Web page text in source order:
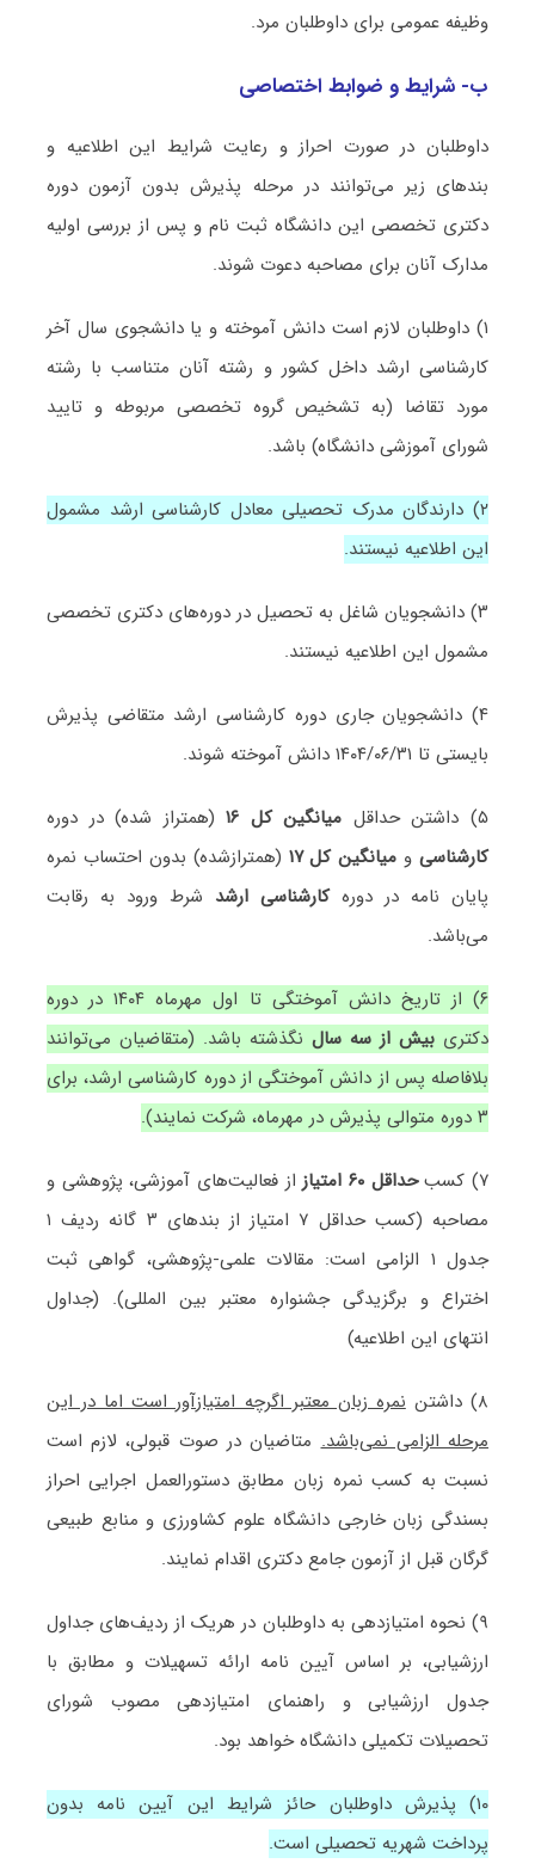
وظیفه عمومی برای داوطلبان مرد.
ب- شرایط و ضوابط اختصاصی
داوطلبان در صورت احراز و رعایت شرایط این اطلاعیه و
بندهای زیر می‌توانند در مرحله پذیرش بدون آزمون دوره
دکتری تخصصی این دانشگاه ثبت نام و پس از بررسی اولیه
مدارک آنان برای مصاحبه دعوت شوند.
۱) داوطلبان لازم است دانش آموخته و یا دانشجوی سال آخر
کارشناسی ارشد داخل کشور و رشته آنان متناسب با رشته
مورد تقاضا (به تشخیص گروه تخصصی مربوطه و تایید
شورای آموزشی دانشگاه) باشد.
۲) دارندگان مدرک تحصیلی معادل کارشناسی ارشد مشمول
این اطلاعیه نیستند.
۳) دانشجویان شاغل به تحصیل در دوره‌های دکتری تخصصی
مشمول این اطلاعیه نیستند.
۴) دانشجویان جاری دوره کارشناسی ارشد متقاضی پذیرش
بایستی تا ۱۴۰۴/۰۶/۳۱ دانش آموخته شوند.
۵) داشتن حداقل میانگین کل ۱۶
(همتراز شده) در دوره
کارشناسیو میانگین کل ۱۷
(همترازشده) بدون احتساب نمره
پایان نامه در دورهکارشناسی ارشد شرط ورود به رقابت
می‌باشد.
۶) از تاریخ دانش آموختگی تا اول مهرماه ۱۴۰۴ در دوره
دکتری بیش از سه سال نگذشته باشد. (متقاضیان می‌توانند
بلافاصله پس از دانش آموختگی از دوره کارشناسی ارشد، برای
۳ دوره متوالی پذیرش در مهرماه، شرکت نمایند).
۷) کسب حداقل ۶۰ امتیاز
از فعالیت‌های آموزشی، پژوهشی و
مصاحبه (کسب حداقل ۷ امتیاز از بندهای ۳ گانه ردیف ۱
جدول ۱ الزامی است: مقالات علمی-پژوهشی، گواهی ثبت
اختراع و برگزیدگی جشنواره معتبر بین المللی). (جداول
انتهای این اطلاعیه)
۸) داشتن
نمره زبان معتبر اگرچه امتیازآور است اما در این
مرحله الزامی نمی‌باشد.متاضیان در صوت قبولی، لازم است
نسبت به کسب نمره زبان مطابق دستورالعمل اجرایی احراز
بسندگی زبان خارجی دانشگاه علوم کشاورزی و منابع طبیعی
گرگان قبل از آزمون جامع دکتری اقدام نمایند.
۹) نحوه امتیازدهی به داوطلبان در هریک از ردیف‌های جداول
ارزشیابی، بر اساس آیین نامه ارائه تسهیلات و مطابق با
جدول ارزشیابی و راهنمای امتیازدهی مصوب شورای
تحصیلات تکمیلی دانشگاه خواهد بود.
۱۰) پذیرش داوطلبان حائز شرایط این آیین نامه بدون
پرداخت شهریه تحصیلی است.